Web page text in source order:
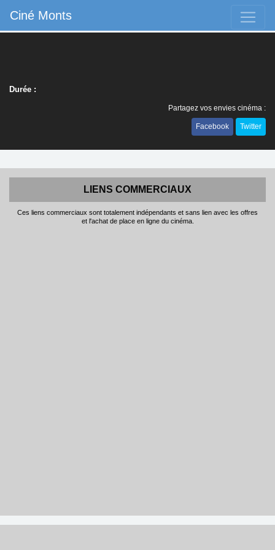
Ciné Monts
Durée :
Partagez vos envies cinéma :
Facebook Twitter
LIENS COMMERCIAUX
Ces liens commerciaux sont totalement indépendants et sans lien avec les offres
et l'achat de place en ligne du cinéma.